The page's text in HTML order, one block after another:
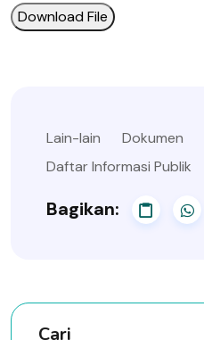
Download File
Lain-lain Dokumen
Daftar Informasi Publik
Bagikan:
Cari